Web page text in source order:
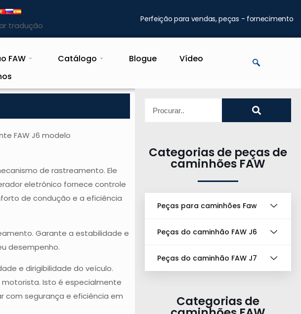
tradução
Perfeição para vendas, peças - fornecimento
FAW Catálogo Blogue
Vídeo
FAW J6 modelo
de rastreamento. Ele
eletrônico fornece controle
de condução e a eficiência
Garante a estabilidade e
desempenho.
e dirigibilidade do veículo.
Isto é especialmente
com segurança e eficiência em
Categorias de peças de
caminhões FAW
Peças para caminhões Faw
Peças do caminhão FAW J6
Peças do caminhão FAW J7
Categorias de